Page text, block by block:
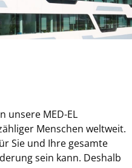
unsere MED-EL
Menschen weltweit.
Sie und Ihre gesamte
sein kann. Deshalb